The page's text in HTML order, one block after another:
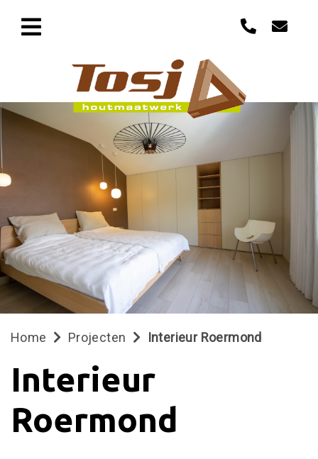
Home Projecten Interieur Roermond
Interieur
Roermond